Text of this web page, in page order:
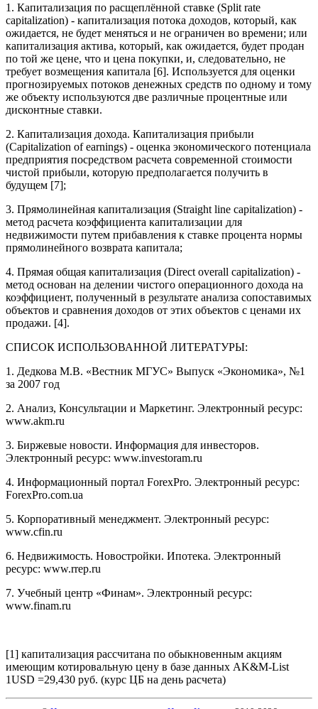
1. Капитализация по расщеплённой ставке (Split rate
capitalization) - капитализация потока доходов, который, как
ожидается, не будет меняться и не ограничен во времени; или
капитализация актива, который, как ожидается, будет продан
по той же цене, что и цена покупки, и, следовательно, не
требует возмещения капитала [6]. Используется для оценки
прогнозируемых потоков денежных средств по одному и тому
же объекту используются две различные процентные или
дисконтные ставки.
2. Капитализация дохода. Капитализация прибыли
(Capitalization of earnings) - оценка экономического потенциала
предприятия посредством расчета современной стоимости
чистой прибыли, которую предполагается получить в
будущем [7];
3. Прямолинейная капитализация (Straight line capitalization) -
метод расчета коэффициента капитализации для
недвижимости путем прибавления к ставке процента нормы
прямолинейного возврата капитала;
4. Прямая общая капитализация (Direct overall capitalization) -
метод основан на делении чистого операционного дохода на
коэффициент, полученный в результате анализа сопоставимых
объектов и сравнения доходов от этих объектов с ценами их
продажи. [4].
СПИСОК ИСПОЛЬЗОВАННОЙ ЛИТЕРАТУРЫ:
1. Дедкова М.В. «Вестник МГУС» Выпуск «Экономика», №1
за 2007 год
2. Анализ, Консультации и Маркетинг. Электронный ресурс:
www.akm.ru
3. Биржевые новости. Информация для инвесторов.
Электронный ресурс: www.investoram.ru
4. Информационный портал ForexPro. Электронный ресурс:
ForexPro.com.ua
5. Корпоративный менеджмент. Электронный ресурс:
www.cfin.ru
6. Недвижимость. Новостройки. Ипотека. Электронный
ресурс: www.rrep.ru
7. Учебный центр «Финам». Электронный ресурс:
www.finam.ru
[1] капитализация рассчитана по обыкновенным акциям
имеющим котировальную цену в базе данных AK&M-List
1USD =29,430 руб. (курс ЦБ на день расчета)